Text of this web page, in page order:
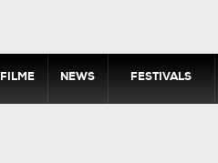
FILME NEWS FESTIVALS